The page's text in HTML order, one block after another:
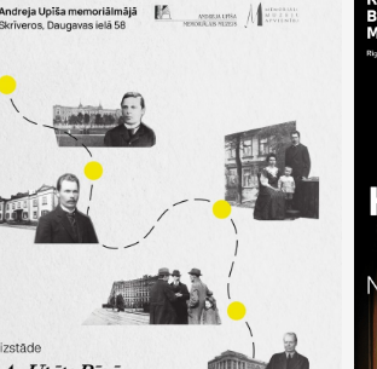
18 aug 2026 – 31 okt 2026